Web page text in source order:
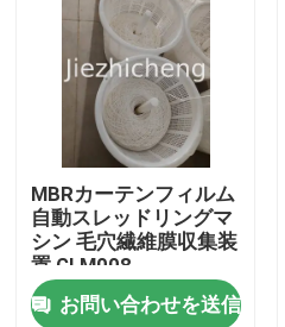
MBRカーテンフィルム
自動スレッドリングマ
シン 毛穴繊維膜収集装
置 GLM008
お問い合わせを送信